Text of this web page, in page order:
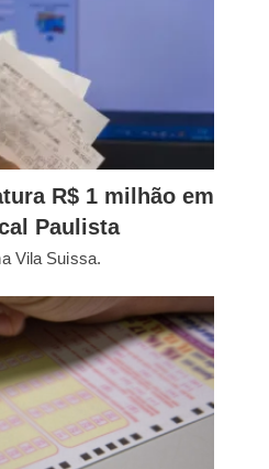
R$ 1 milhão em
Paulista
Vila Suissa.